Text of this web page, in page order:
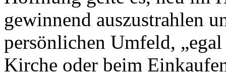
gewinnend auszustrahlen
persönlichen Umfeld,
Kirche oder beim